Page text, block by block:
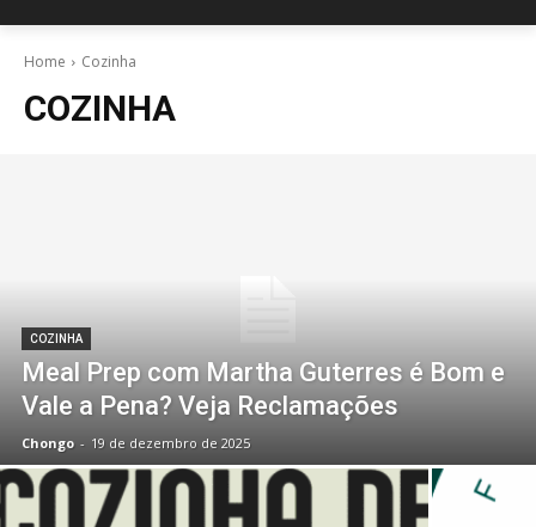
Home Cozinha
COZINHA
COZINHA
Meal Prep com Martha Guterres é Bom e
Vale a Pena? Veja Reclamações
Chongo - 19 de dezembro de 2025